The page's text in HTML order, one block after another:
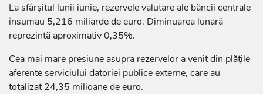
La sfârșitul lunii iunie, rezervele valutare ale băncii centrale
însumau 5,216 miliarde de euro. Diminuarea lunară
reprezintă aproximativ 0,35%.
Cea mai mare presiune asupra rezervelor a venit din plățile
aferente serviciului datoriei publice externe, care au
totalizat 24,35 milioane de euro.